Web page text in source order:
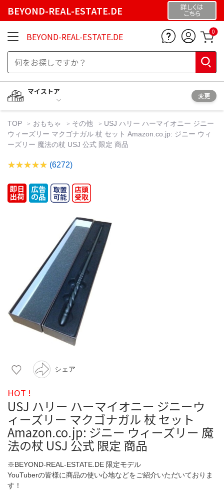
BEYOND-REAL-ESTATE.DE 詳しくは
こちら
BEYOND-REAL-ESTATE.DE 0
マイストア
変更
TOP おもちゃ その他
USJ ハリー ハーマイオニー ジニー
ウィーズリー マクゴナガル 杖 セット Amazon.co.jp: ジニー ウィ
ーズリー 魔法の杖 USJ 公式 限定 商品
(6272)
シェア
HOT !
USJ ハリー ハーマイオニー ジニーウ
ィーズリー マクゴナガル 杖 セット
Amazon.co.jp: ジニー ウィーズリー 魔
法の杖 USJ 公式 限定 商品
※BEYOND-REAL-ESTATE.DE 限定モデル
YouTuberの皆様に商品の使い心地などをご紹介いただいておりま
す！